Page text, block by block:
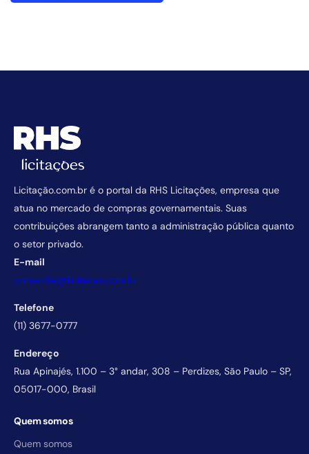
Licitação.com.br é o portal da RHS Licitações, empresa que
atua no mercado de compras governamentais. Suas
contribuições abrangem tanto a administração pública quanto
o setor privado.
E-mail
comercial@licitacao.com.br
Telefone
(11) 3677-0777
Endereço
Rua Apinajés, 1.100 – 3° andar, 308 – Perdizes, São Paulo – SP,
05017-000, Brasil
Quem somos
Quem somos